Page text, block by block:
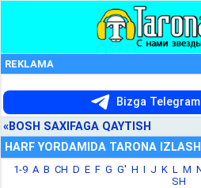
REKLAMA
Bizga
«BOSH SAXIFAGA QAYTISH
HARF YORDAMIDA TARONA IZLASH
1-9 A B CH D E F G G' H I J K L M
SH